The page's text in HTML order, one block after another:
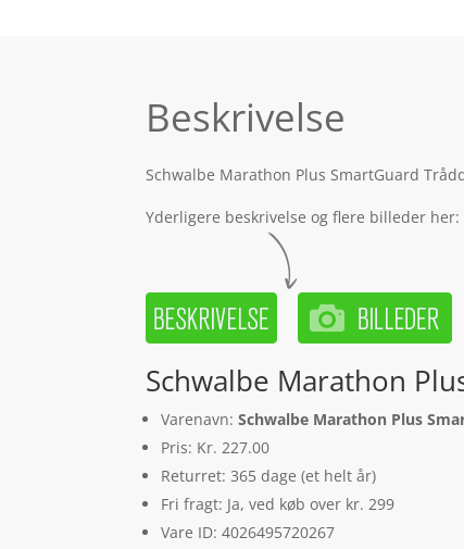
Beskrivelse
Schwalbe Marathon Plus SmartGuard
Yderligere beskrivelse og flere billeder her:
Schwalbe Marathon
Varenavn:Schwalbe Marathon Plus
Pris: Kr. 227.00
Returret: 365 dage (et helt år)
Fri fragt: Ja, ved køb over kr. 299
Vare ID: 4026495720267